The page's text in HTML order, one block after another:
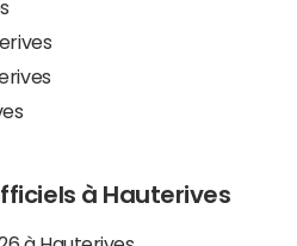
à Hauterives